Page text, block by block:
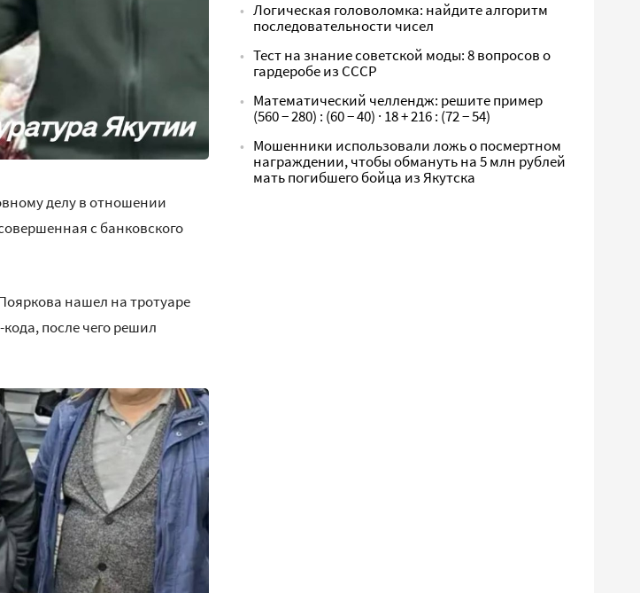
делу в отношении
с банковского
нашел на тротуаре
после чего решил
Логическая головоломка: найдите алгоритм
последовательности чисел
Тест на знание советской моды: 8 вопросов о
гардеробе из СССР
Математический челлендж: решите пример
(560 − 280) : (60 − 40) · 18 + 216 : (72 − 54)
Мошенники использовали ложь о посмертном
награждении, чтобы обмануть на 5 млн рублей
мать погибшего бойца из Якутска